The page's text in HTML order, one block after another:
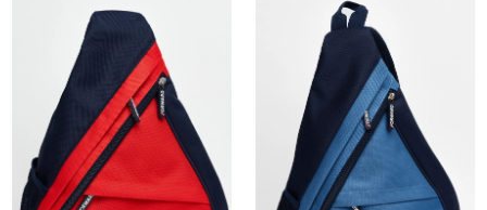
Северная Осетия (2)
Смоленская область (1)
Ставропольский край (5)
Томская область (1)
Тульская область (1)
Тюменская область (3)
Хакасия (1)
Ханты-Мансийский автономный округ (3)